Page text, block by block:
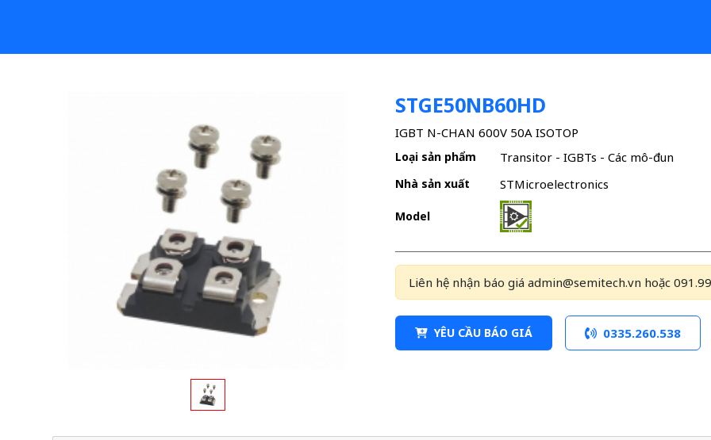
STGE50NB60HD
IGBT N-CHAN 600V 50A ISOTOP
Loại sản phẩm Transitor - IGBTs - Các mô-đun
Nhà sản xuất STMicroelectronics
Model
Liên hệ nhận báo giá admin@semitech.vn hoặc
YÊU CẦU BÁO GIÁ 0335.260.538